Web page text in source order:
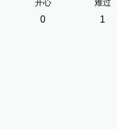
开心
0
难过
1